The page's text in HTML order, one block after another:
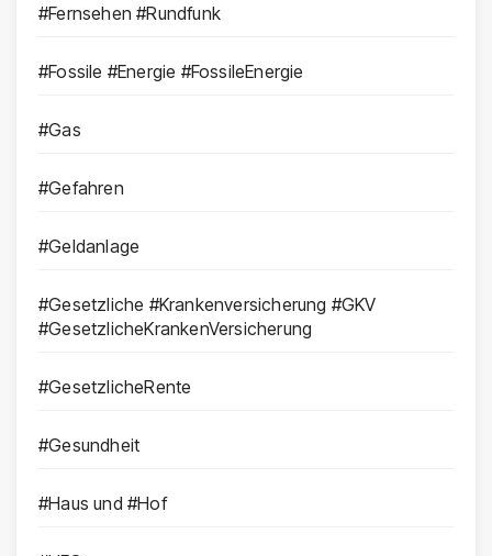
#Fernsehen #Rundfunk
#Fossile #Energie #FossileEnergie
#Gas
#Gefahren
#Geldanlage
#Gesetzliche #Krankenversicherung #GKV
#GesetzlicheKrankenVersicherung
#GesetzlicheRente
#Gesundheit
#Haus und #Hof